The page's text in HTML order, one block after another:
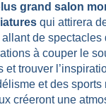
grand salon
qui attirera
de
à couper le
trouver
et des
créeront une